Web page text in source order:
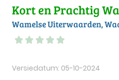
Kort en Prachtig
Wamelse Uiterwaarden,
Versiedatum: 05-10-2024